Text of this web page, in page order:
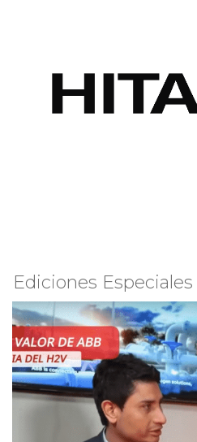
Ediciones Especiales